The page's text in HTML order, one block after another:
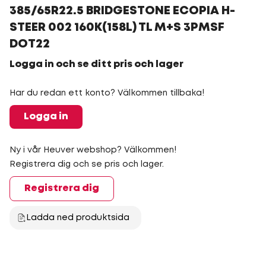
385/65R22.5 BRIDGESTONE ECOPIA H-
STEER 002 160K(158L) TL M+S 3PMSF
DOT22
Logga in och se ditt pris och lager
Har du redan ett konto? Välkommen tillbaka!
Logga in
Ny i vår Heuver webshop? Välkommen!
Registrera dig och se pris och lager.
Registrera dig
Ladda ned produktsida